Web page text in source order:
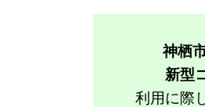
神栖
新型
利用に際